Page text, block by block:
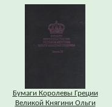
Бумаги Королевы Греции
Великой Княгини Ольги